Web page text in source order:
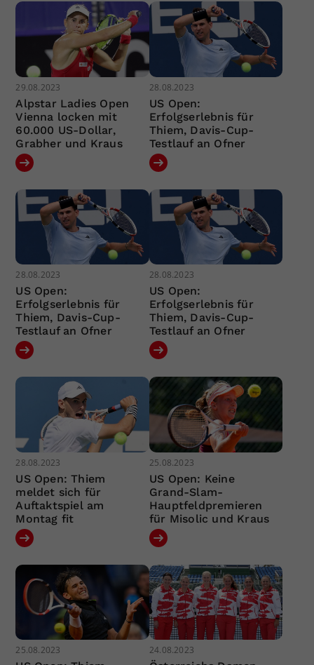
29.08.2023
Alpstar Ladies Open
Vienna locken mit
60.000 US-Dollar,
Grabher und Kraus
28.08.2023
US Open:
Erfolgserlebnis für
Thiem, Davis-Cup-
Testlauf an Ofner
28.08.2023
US Open:
Erfolgserlebnis für
Thiem, Davis-Cup-
Testlauf an Ofner
28.08.2023
US Open:
Erfolgserlebnis für
Thiem, Davis-Cup-
Testlauf an Ofner
28.08.2023
US Open: Thiem
meldet sich für
Auftaktspiel am
Montag fit
25.08.2023
US Open: Keine
Grand-Slam-
Hauptfeldpremieren
für Misolic und Kraus
25.08.2023 24.08.2023